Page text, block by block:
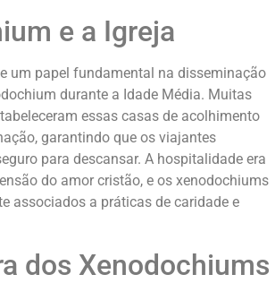
e a Igreja
um papel fundamental na disseminação
durante a Idade Média. Muitas
essas casas de acolhimento
garantindo que os viajantes
para descansar. A hospitalidade era
do amor cristão, e os xenodochiums
associados a práticas de caridade e
dos Xenodochiums